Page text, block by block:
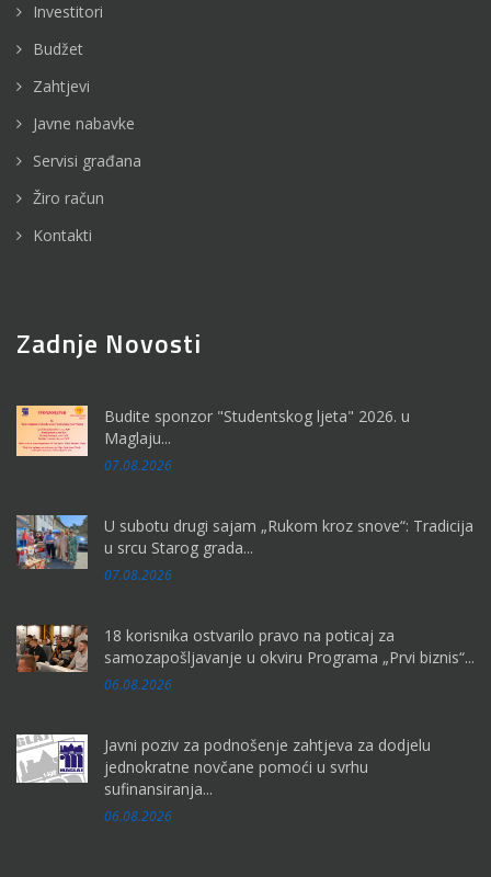
Investitori
Budžet
Zahtjevi
Javne nabavke
Servisi građana
Žiro račun
Kontakti
Zadnje Novosti
Budite sponzor "Studentskog ljeta" 2026. u
Maglaju...
07.08.2026
U subotu drugi sajam „Rukom kroz snove“: Tradicija
u srcu Starog grada...
07.08.2026
18 korisnika ostvarilo pravo na poticaj za
samozapošljavanje u okviru Programa „Prvi biznis“...
06.08.2026
Javni poziv za podnošenje zahtjeva za dodjelu
jednokratne novčane pomoći u svrhu
sufinansiranja...
06.08.2026